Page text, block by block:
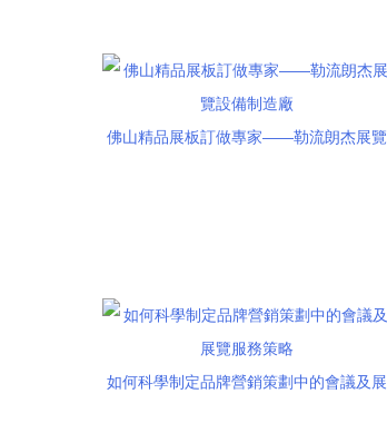
佛山精品展板訂做專家——勒流朗杰展覽
如何科學制定品牌營銷策劃中的會議及展